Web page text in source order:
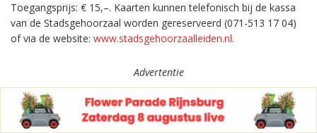
Toegangsprijs: € 15,–. Kaarten kunnen telefonisch bij de kassa
van de Stadsgehoorzaal worden gereserveerd (071-513 17 04)
of via de website: www.stadsgehoorzaalleiden.nl.
Advertentie